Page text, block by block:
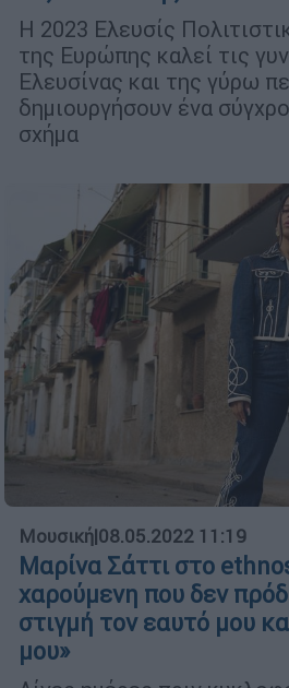
Η 2023 Ελευσίς
της Ευρώπης καλεί τις
Ελευσίνας και της γύρω
δημιουργήσουν ένα
σχήμα
Μουσική|08.05.2022 11:19
Μαρίνα Σάττι στο
χαρούμενη που δεν
στιγμή τον εαυτό μου
μου»